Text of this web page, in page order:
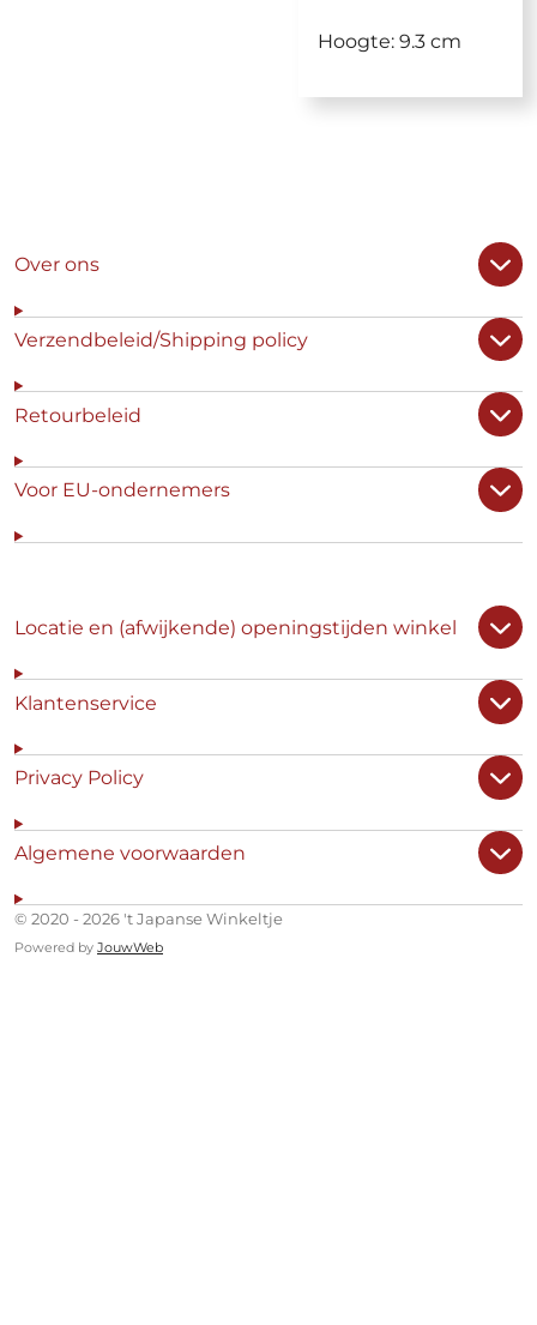
Hoogte: 9.3 cm
Over ons
Verzendbeleid/Shipping policy
Retourbeleid
Voor EU-ondernemers
Locatie en (afwijkende) openingstijden winkel
Klantenservice
Privacy Policy
Algemene voorwaarden
© 2020 - 2026 't Japanse Winkeltje
Powered by JouwWeb